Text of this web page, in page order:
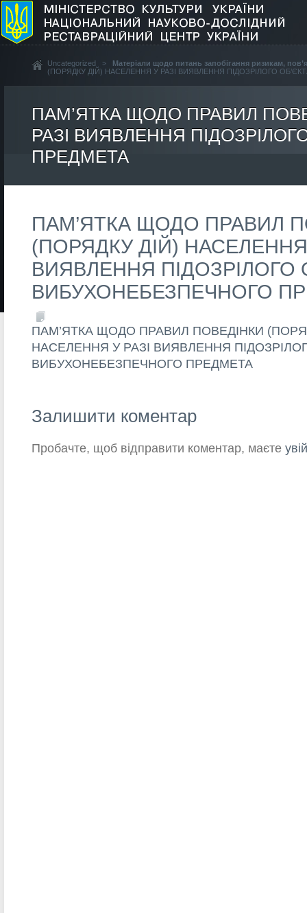
Uncategorized > Матеріали щодо питань запобігання ризикам,
(ПОРЯДКУ ДІЙ) НАСЕЛЕННЯ У РАЗІ ВИЯВЛЕННЯ ПІДОЗРІЛОГО
ПАМ’ЯТКА ЩОДО ПРАВИЛ
РАЗІ ВИЯВЛЕННЯ
ПРЕДМЕТА
ПАМ’ЯТКА ЩОДО ПРАВИЛ
(ПОРЯДКУ ДІЙ) НАСЕЛЕННЯ
ВИЯВЛЕННЯ ПІДОЗРІЛОГО
ВИБУХОНЕБЕЗПЕЧНОГО
ПАМ’ЯТКА ЩОДО ПРАВИЛ ПОВЕДІНКИ
НАСЕЛЕННЯ У РАЗІ ВИЯВЛЕННЯ
ВИБУХОНЕБЕЗПЕЧНОГО ПРЕДМЕТА
Залишити коментар
Пробачте, щоб відправити коментар, маєте